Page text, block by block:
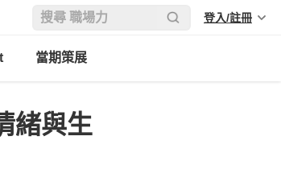
登入/註冊
當期策展
緒與生